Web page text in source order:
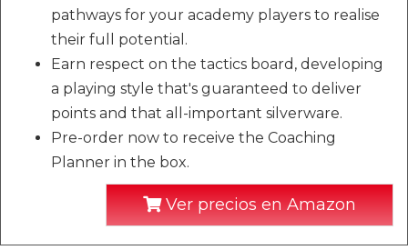
pathways for your academy players to realise
their full potential.
Earn respect on the tactics board, developing
a playing style that's guaranteed to deliver
points and that all-important silverware.
Pre-order now to receive the Coaching
Planner in the box.
Ver precios en Amazon